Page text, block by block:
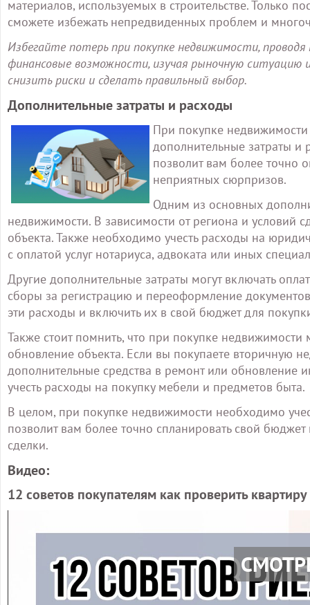
материалов, используемых в строительстве. Только
сможете избежать непредвиденных проблем и
Избегайте потерь при покупке недвижимости,
финансовые возможности, изучая рыночную
снизить риски и сделать правильный выбор.
Дополнительные затраты и расходы
При покупке недвижимости
дополнительные затраты и
позволит вам более точно
неприятных сюрпризов.
Одним из основных
недвижимости. В зависимости от региона и условий
объекта. Также необходимо учесть расходы на
с оплатой услуг нотариуса, адвоката или иных
Другие дополнительные затраты могут включать
сборы за регистрацию и переоформление
эти расходы и включить их в свой бюджет для
Также стоит помнить, что при покупке недвижимости
обновление объекта. Если вы покупаете вторичную
дополнительные средства в ремонт или обновление
учесть расходы на покупку мебели и предметов быта.
В целом, при покупке недвижимости необходимо
позволит вам более точно спланировать свой
сделки.
Видео:
12 советов покупателям как проверить